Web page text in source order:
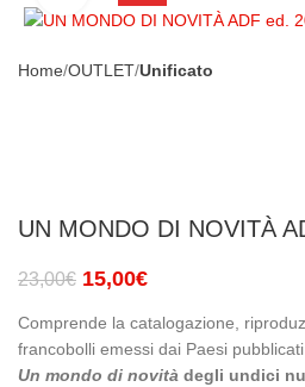
Home OUTLET Unificato
UN MONDO DI NOVITÀ
23,00€ 15,00€
Comprende la catalogazione,
francobolli emessi dai Paesi
Un mondo di novità degli undici